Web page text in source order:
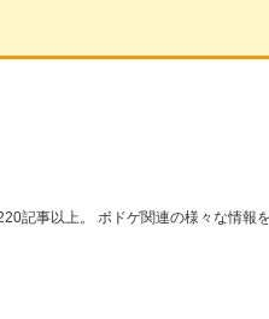
記事以上。 ボドゲ関連の様々な情報